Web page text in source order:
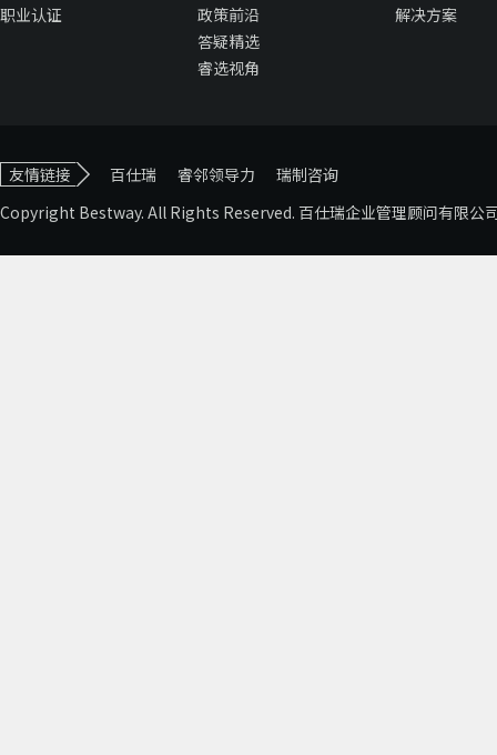
职业认证
政策前沿
答疑精选
睿选视角
解决方案
友情链接 百仕瑞 睿邻领导力
瑞制咨询
Copyright Bestway. All Rights Reserved. 百仕瑞企业管理顾问有限公